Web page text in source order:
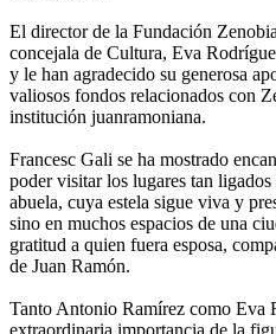
El director de la Fundación
concejala de Cultura, Eva
y le han agradecido su generosa
valiosos fondos relacionados con
institución juanramoniana.
Francesc Gali se ha mostrado
poder visitar los lugares tan
abuela, cuya estela sigue viva y
sino en muchos espacios de una
gratitud a quien fuera esposa,
de Juan Ramón.
Tanto Antonio Ramírez como Eva
extraordinaria importancia de la